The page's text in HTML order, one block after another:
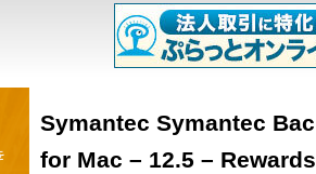
Symantec Symantec
for Mac – 12.5 –